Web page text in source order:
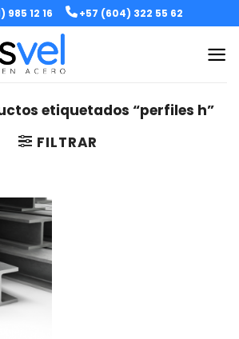
985 12 16 +57 (604) 322 55 62
etiquetados “perfiles h”
FILTRAR